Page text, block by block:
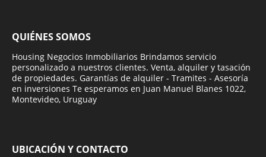
QUIÉNES SOMOS
Housing Negocios Inmobiliarios Brindamos servicio
personalizado a nuestros clientes. Venta, alquiler y tasación
de propiedades. Garantías de alquiler - Tramites - Asesoría
en inversiones Te esperamos en Juan Manuel Blanes 1022,
Montevideo, Uruguay
UBICACIÓN Y CONTACTO